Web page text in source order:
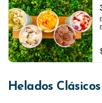
Helados Clásicos